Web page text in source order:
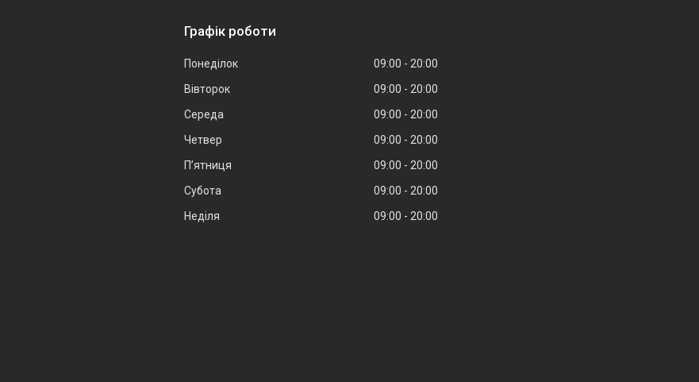
Графік роботи
Понеділок 09:00
20:00
Вівторок
09:00
20:00
Середа
09:00
20:00
Четвер
09:00
20:00
Пʼятниця
09:00
20:00
Субота
09:00
20:00
Неділя
09:00 20:00